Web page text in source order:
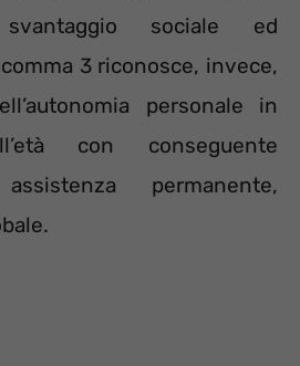
sociale ed
3 riconosce, invece,
personale in
con conseguente
permanente,